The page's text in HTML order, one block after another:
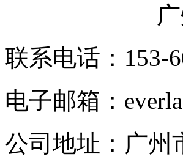
联系电话：153-
电子邮箱：
公司地址：广州